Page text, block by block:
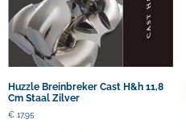
Huzzle Breinbreker Cast H&h 11,8
Cm Staal Zilver
€ 17,95